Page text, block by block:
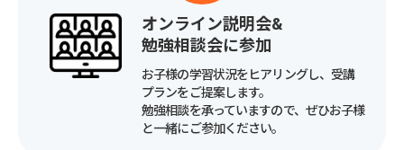
オンライン説明会&
勉強相談会に参加
お子様の学習状況をヒアリングし、受講
プランをご提案します。
勉強相談を承っていますので、ぜひお子様
と一緒にご参加ください。